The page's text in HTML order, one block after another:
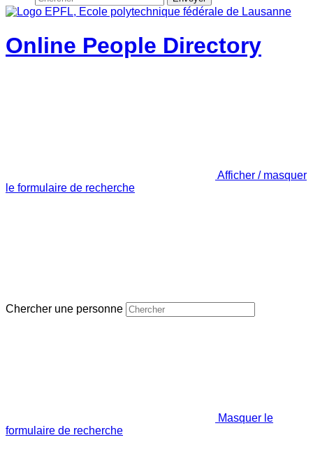
Online People Directory
Afficher / masquer
le formulaire de recherche
Chercher une personne
Masquer le
formulaire de recherche